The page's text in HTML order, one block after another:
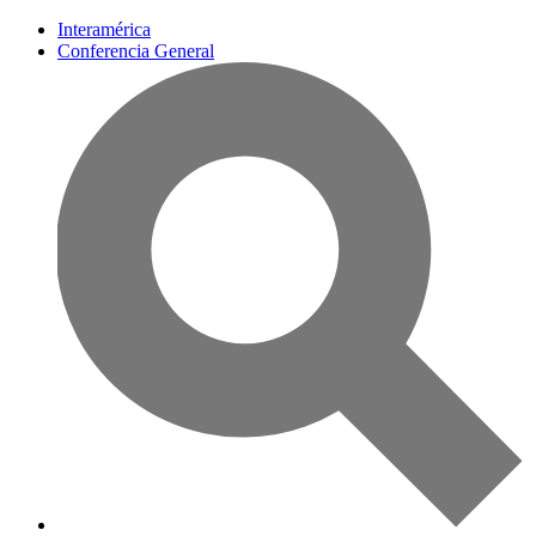
Interamérica
Conferencia General